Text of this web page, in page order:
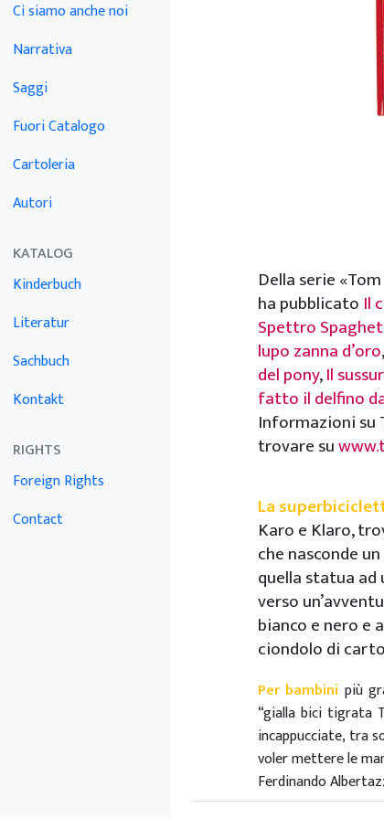
Ci siamo anche noi
Narrativa
Saggi
Fuori Catalogo
Cartoleria
Autori
KATALOG
Kinderbuch
Literatur
Sachbuch
Kontakt
RIGHTS
Foreign Rights
Contact
Della serie
ha pubblicato Il
Spettro
lupo zanna d’oro,
del pony,Il
fatto il delfino
Informazioni su
trovare su
La
Karo e Klaro,
che nasconde
quella statua ad
verso
bianco e nero e
ciondolo di
Per bambini più
“gialla bici tigrata
incappucciate, tra
voler mettere le
Ferdinando